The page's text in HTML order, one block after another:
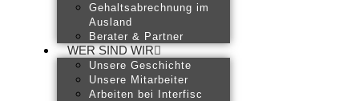
Gehaltsabrechnung im
Ausland
Berater & Partner
WER SIND WIR
Unsere Geschichte
Unsere Mitarbeiter
Arbeiten bei Interfisc